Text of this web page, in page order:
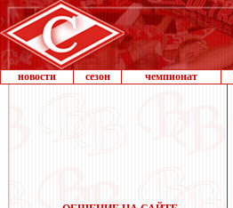
новости сезон чемпионат